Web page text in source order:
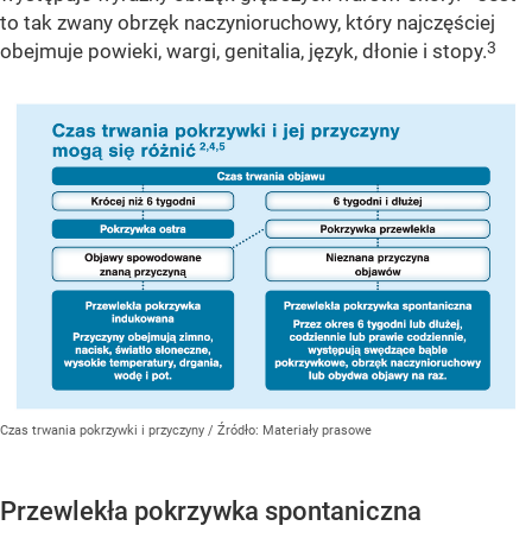
to tak zwany obrzęk naczynioruchowy, który najczęściej
obejmuje powieki, wargi, genitalia, język, dłonie i stopy.3
Czas trwania pokrzywki i przyczyny / Źródło: Materiały prasowe
Przewlekła pokrzywka spontaniczna